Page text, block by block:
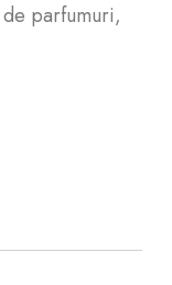
parfumuri,